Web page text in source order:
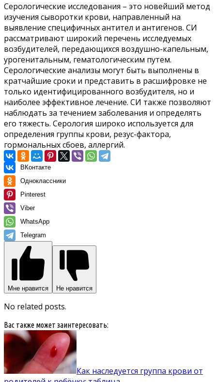
Серологические исследования – это новейший метод
изучения сыворотки крови, направленный на
выявление специфичных антител и антигенов. СИ
рассматривают широкий перечень исследуемых
возбудителей, передающихся воздушно-капельным,
урогенитальным, гематологическим путем.
Серологические анализы могут быть выполнены в
кратчайшие сроки и представить в расшифровке не
только идентифицированного возбудителя, но и
наиболее эффективное лечение. СИ также позволяют
наблюдать за течением заболевания и определять
его тяжесть. Серология широко используется для
определения группы крови, резус-фактора,
гормональных сбоев, аллергий.
ВКонтакте
Одноклассники
Pinterest
Viber
WhatsApp
Telegram
Мне нравится Не нравится
No related posts.
Вас также может заинтересовать:
Как наследуется группа крови от